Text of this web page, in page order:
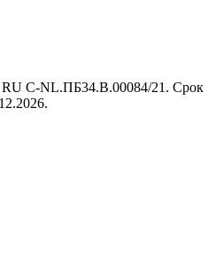
C-NL.ПБ34.В.00084/21. Срок